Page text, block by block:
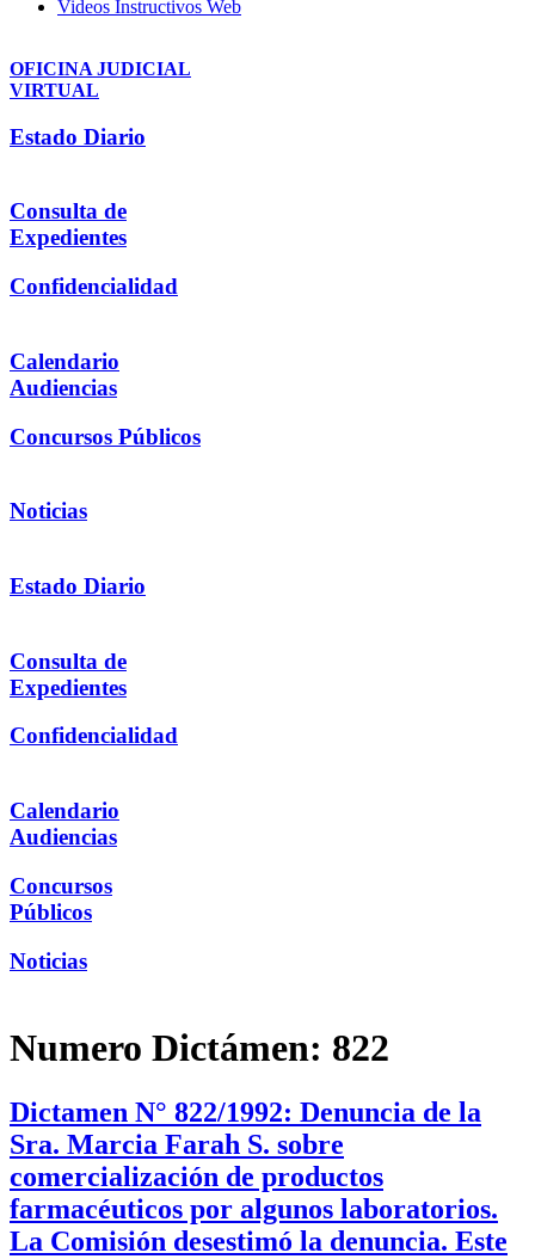
Videos Instructivos Web
OFICINA JUDICIAL
VIRTUAL
Estado Diario
Consulta de
Expedientes
Confidencialidad
Calendario
Audiencias
Concursos Públicos
Noticias
Estado Diario
Consulta de
Expedientes
Confidencialidad
Calendario
Audiencias
Concursos
Públicos
Noticias
Numero Dictámen: 822
Dictamen N° 822/1992: Denuncia de la
Sra. Marcia Farah S. sobre
comercialización de productos
farmacéuticos por algunos laboratorios.
La Comisión desestimó la denuncia. Este